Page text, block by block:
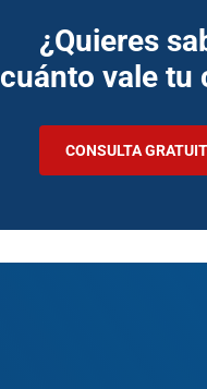
¿Quieres
cuánto vale tu
CONSULTA